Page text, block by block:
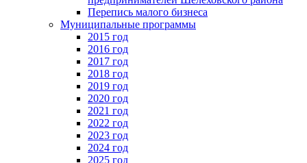
Перепись малого бизнеса
Муниципальные программы
2015 год
2016 год
2017 год
2018 год
2019 год
2020 год
2021 год
2022 год
2023 год
2024 год
2025 год